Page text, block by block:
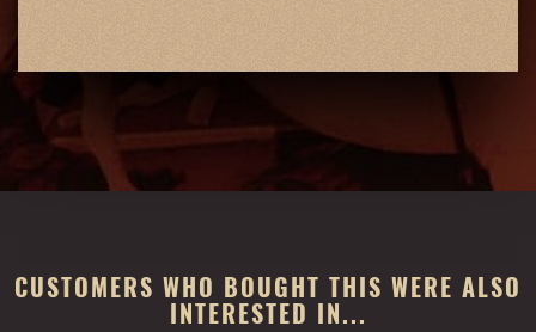
CUSTOMERS WHO BOUGHT THIS WERE ALSO
INTERESTED IN...